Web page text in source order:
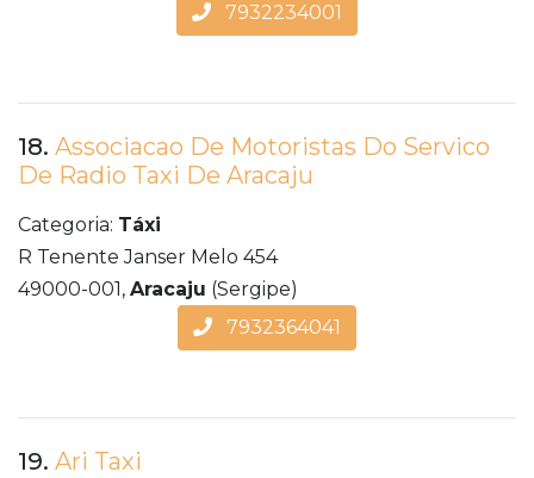
7932234001
18. Associacao De Motoristas Do Servico
De Radio Taxi De Aracaju
Categoria: Táxi
R Tenente Janser Melo 454
49000-001, Aracaju (Sergipe)
7932364041
19. Ari Taxi